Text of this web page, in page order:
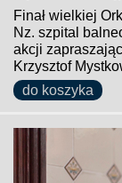
Finał wielkiej
Nz. szpital
akcji
Krzysztof
do koszyka